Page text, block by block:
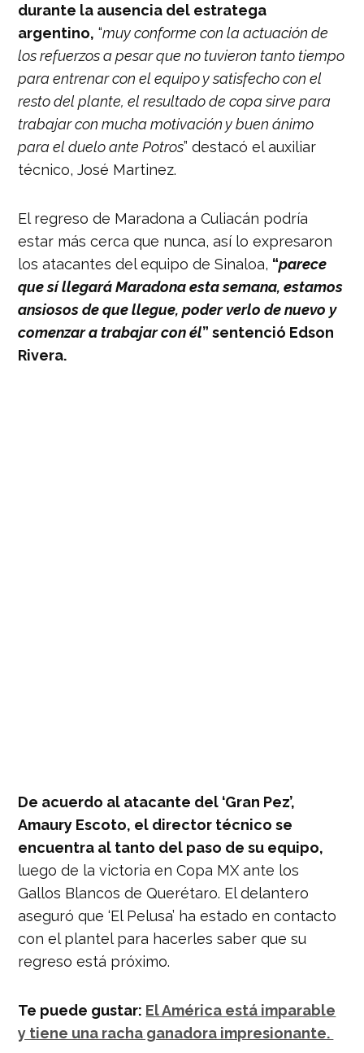
durante la ausencia del estratega
argentino, “muy conforme con la actuación de
los refuerzos a pesar que no tuvieron tanto tiempo
para entrenar con el equipo y satisfecho con el
resto del plante, el resultado de copa sirve para
trabajar con mucha motivación y buen ánimo
para el duelo ante Potros” destacó el auxiliar
técnico, José Martinez.
El regreso de Maradona a Culiacán podría
estar más cerca que nunca, así lo expresaron
los atacantes del equipo de Sinaloa, “parece
que sí llegará Maradona esta semana, estamos
ansiosos de que llegue, poder verlo de nuevo y
comenzar a trabajar con él” sentenció Edson
Rivera.
De acuerdo al atacante del ‘Gran Pez’,
Amaury Escoto, el director técnico se
encuentra al tanto del paso de su equipo,
luego de la victoria en Copa MX ante los
Gallos Blancos de Querétaro. El delantero
aseguró que ‘El Pelusa’ ha estado en contacto
con el plantel para hacerles saber que su
regreso está próximo.
Te puede gustar: El América está imparable
y tiene una racha ganadora impresionante.